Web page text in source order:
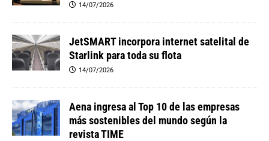
14/07/2026
JetSMART incorpora internet satelital de
Starlink para toda su flota
14/07/2026
Aena ingresa al Top 10 de las empresas
más sostenibles del mundo según la
revista TIME